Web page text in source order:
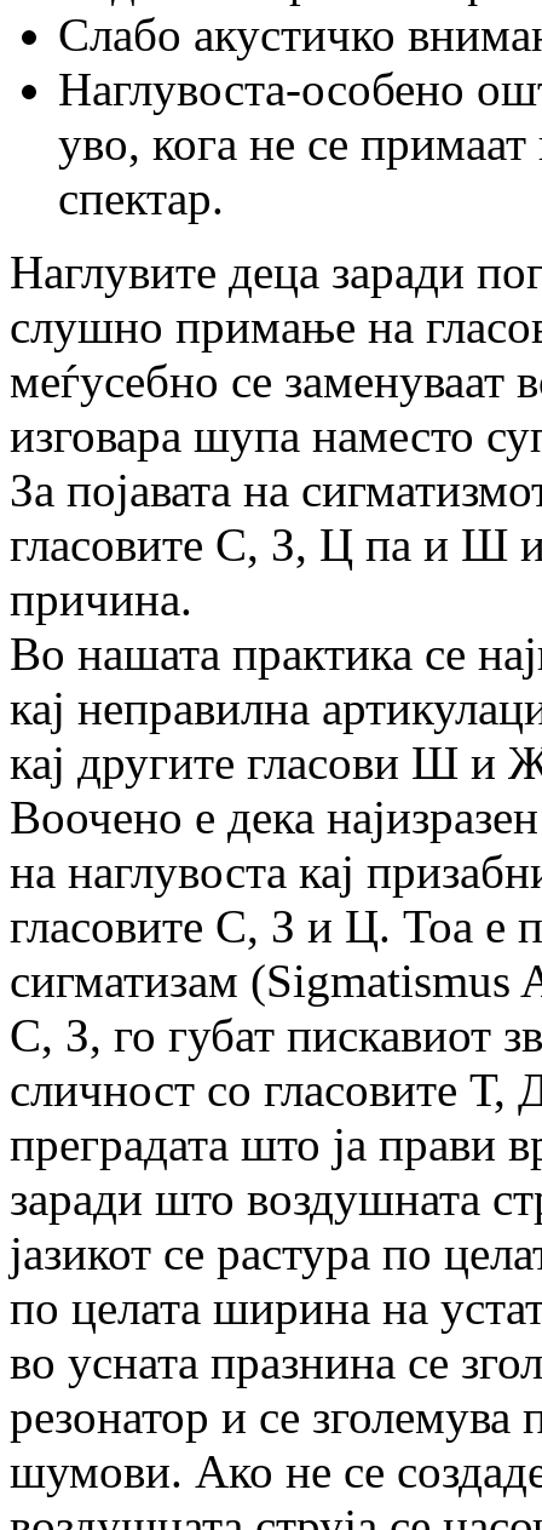
Слабо акустичко
Наглувоста-особено
уво, кога не се примаат
спектар.
Наглувите деца заради
слушно примање на
меѓусебно се заменуваат
изговара шупа наместо
За појавата на
гласовите С, З, Ц па и Ш
причина.
Во нашата практика се
кај неправилна
кај другите гласови Ш и
Воочено е дека
на наглувоста кај
гласовите С, З и Ц. Тоа е
сигматизам (Sigmatismus
С, З, го губат пискавиот
сличност со гласовите Т,
преградата што ја прави
заради што воздушната
јазикот се растура по
по целата ширина на
во усната празнина се
резонатор и се зголемува
шумови. Ако не се